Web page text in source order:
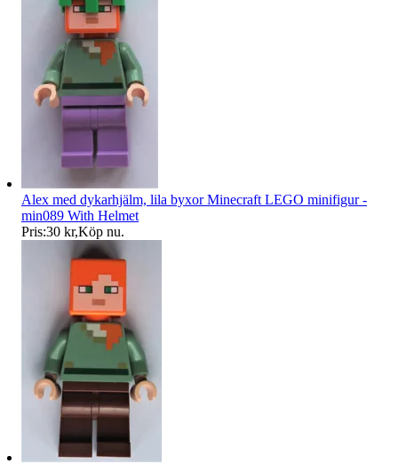
Alex med dykarhjälm, lila byxor Minecraft LEGO minifigur -
min089 With Helmet
Pris:30 kr,Köp nu.